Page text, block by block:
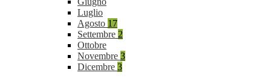
Luglio
Agosto 17
Settembre 2
Ottobre
Novembre 3
Dicembre 3